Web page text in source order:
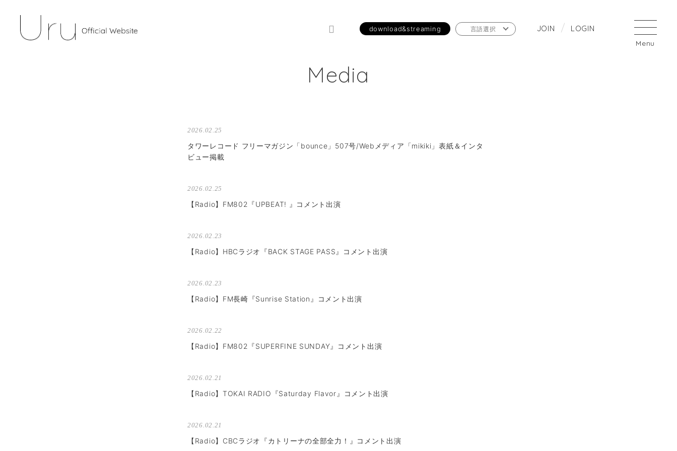
JOIN LOGIN
download&streaming 言語選択
Media
2026.02.25
タワーレコード フリーマガジン「bounce」507号/Webメディア「mikiki」表紙＆インタ
ビュー掲載
2026.02.25
【Radio】FM802『UPBEAT! 』コメント出演
2026.02.23
【Radio】HBCラジオ『BACK STAGE PASS』コメント出演
2026.02.23
【Radio】FM長崎『Sunrise Station』コメント出演
2026.02.22
【Radio】FM802『SUPERFINE SUNDAY』コメント出演
2026.02.21
【Radio】TOKAI RADIO『Saturday Flavor』コメント出演
2026.02.21
【Radio】CBCラジオ『カトリーナの全部全力！』コメント出演